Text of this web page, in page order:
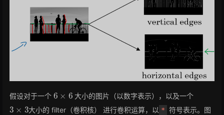
假设对于一个
6
大小的图片（以数字表示），以及一个
3 3
大小的 filter（卷积核） 进行卷积运算，以 * 符号表示。图